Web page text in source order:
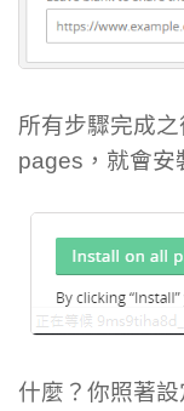
所有步驟完成
pages，就會安
什麼？你照著